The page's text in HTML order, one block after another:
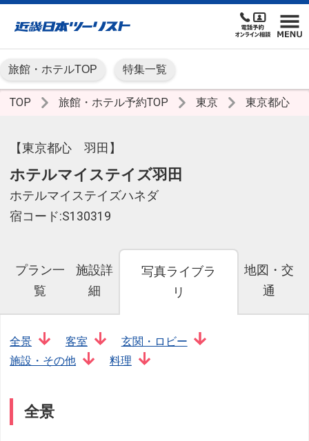
旅館・ホテルTOP 特集一覧
TOP 旅館・ホテル予約TOP 東京 東京都心
【東京都心 羽田】
ホテルマイステイズ羽田
ホテルマイステイズハネダ
宿コード:S130319
プラン一
覧
施設詳
細
写真ライブラ
リ
地図・交
通
全景 客室
玄関・ロビー
施設・その他
料理
全景